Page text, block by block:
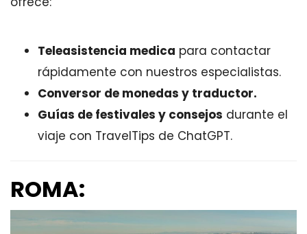
Teleasistencia medica para contactar
rápidamente con nuestros especialistas.
Conversor de monedas y traductor.
Guías de festivales y consejos durante el
viaje con TravelTips de ChatGPT.
ROMA: